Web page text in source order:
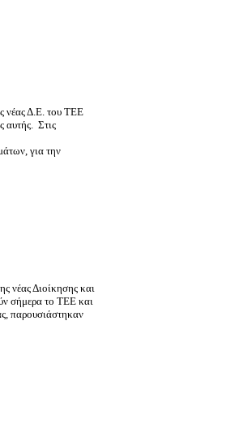
νέας Δ.Ε. του ΤΕΕ
αυτής. Στις
για την
νέας Διοίκησης και
σήμερα το ΤΕΕ και
παρουσιάστηκαν